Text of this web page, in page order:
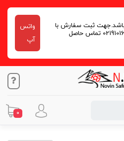
ثبت سفارش با
شماره 09044654433 | 02191016261 تماس حاصل
واتس
آپ
0